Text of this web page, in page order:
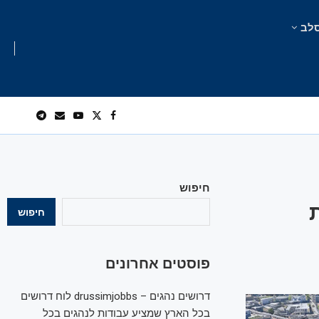
חיפוש
חיפוש
פוסטים אחרונים
דרושים נהגים – drussimjobbs לוח דרושים
בכל הארץ שמציע עבודות לנהגים בכל